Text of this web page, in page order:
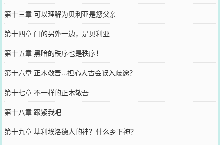
第十三章 可以理解为贝利亚是您父亲
第十四章 门的另外一边，是贝利亚
第十五章 黑暗的秩序也是秩序！
第十六章 正木敬吾...担心大古会误入歧途？
第十七章 不一样的正木敬吾
第十八章 跟紧我吧
第十九章 基利埃洛德人的神？什么乡下神？